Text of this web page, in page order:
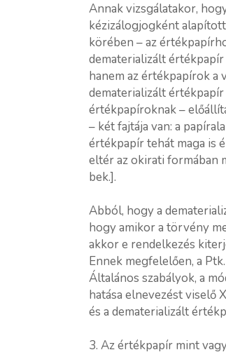
Annak vizsgálatakor,
kézizálogjogként
körében – az
dematerializált
hanem az értékpapírok
dematerializált
értékpapíroknak –
– két fajtája van: a
értékpapír tehát maga is
eltér az okirati formában
bek.].
Abból, hogy a
hogy amikor a törvény
akkor e rendelkezés
Ennek megfelelően, a
Általános szabályok, a
hatása elnevezést viselő
és a dematerializált
3. Az értékpapír mint